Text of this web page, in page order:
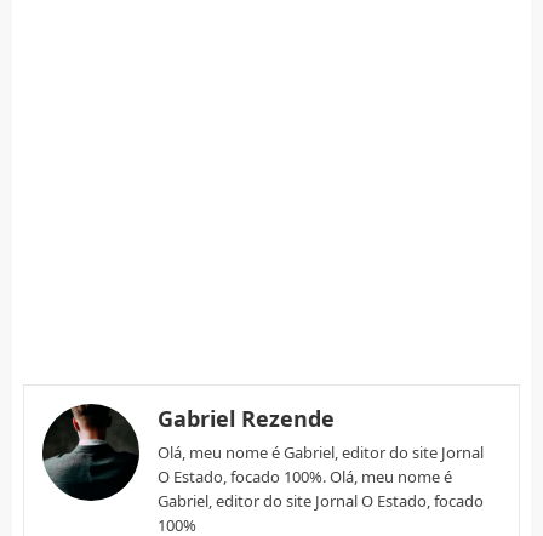
Gabriel Rezende
Olá, meu nome é Gabriel, editor do site Jornal
O Estado, focado 100%. Olá, meu nome é
Gabriel, editor do site Jornal O Estado, focado
100%